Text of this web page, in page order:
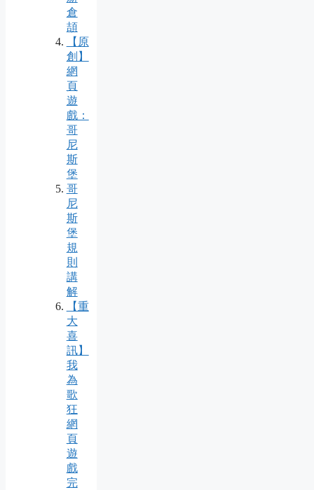
倉
頡
【原
創】
網
頁
遊
戲：
哥
尼
斯
堡
哥
尼
斯
堡
規
則
講
解
【重
大
喜
訊】
我
為
歌
狂
網
頁
遊
戲
完